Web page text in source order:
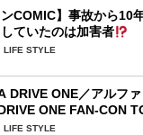
ンCOMIC】事故から10
ていたのは加害者
LIFE STYLE
DRIVE ONE／アルフ
ONE FAN-CON
」1日目詳細レポ【後
LIFE STYLE